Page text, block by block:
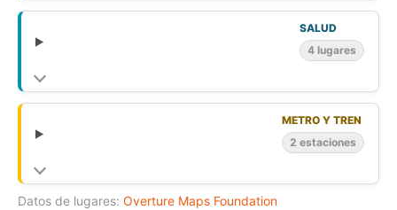
SALUD
4 lugares
METRO Y TREN
2 estaciones
Datos de lugares: Overture Maps Foundation